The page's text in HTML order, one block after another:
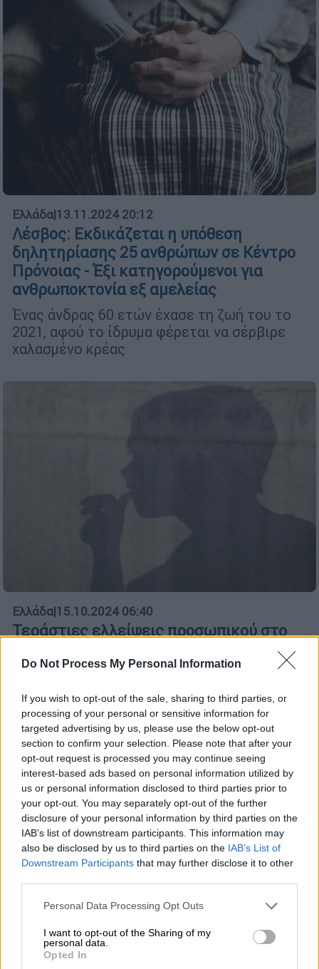
Do Not Process My Personal Information
If you wish to opt-out of the sale, sharing to third parties, or
processing of your personal or sensitive information for
targeted advertising by us, please use the below opt-out
section to confirm your selection. Please note that after your
opt-out request is processed you may continue seeing
interest-based ads based on personal information utilized by
us or personal information disclosed to third parties prior to
your opt-out. You may separately opt-out of the further
disclosure of your personal information by third parties on the
IAB’s list of downstream participants. This information may
also be disclosed by us to third parties on the IAB’s List of
Downstream Participants that may further disclose it to other
Please note that this website/app uses one or more Google
not limited to your visit or usage behaviour. You may click to
grant or deny consent to Google and its third-party tags to
use your data for below specified purposes in below Google
Personal Data Processing Opt Outs
I want to opt-out of the Sharing of my
personal data.
Opted In
Ελλάδα|13.11.2024 20:12
Λέσβος: Εκδικάζεται η υπόθεση
δηλητηρίασης 25 ανθρώπων σε Κέντρο
Πρόνοιας - Έξι κατηγορούμενοι για
ανθρωποκτονία εξ αμελείας
Ένας άνδρας 60 ετών έχασε τη ζωή του το
2021, αφού το ίδρυμα φέρεται να σέρβιρε
χαλασμένο κρέας
Ελλάδα|15.10.2024 06:40
Τεράστιες ελλείψεις προσωπικού στο
«Άγιος Δημήτριος»: Κραυγή αγωνίας
Οι εργαζόμενοι διαψεύδουν κατηγορηματικά
δημοσίευμα εφημερίδας ότι δεκάδες
τρόφιμοι ζουν υπό άθλιες συνθήκες
υγιεινής, δεμένοι με ιμάντες ή κλειδωμένοι
σε κλουβιά και πολλοί από αυτούς είναι
γυμνοί και σκελετωμένοι